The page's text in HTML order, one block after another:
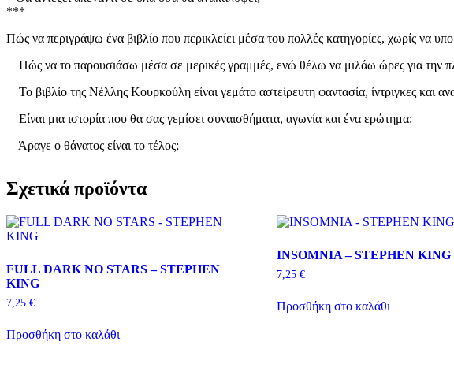
***
Πώς να περιγράψω ένα βιβλίο που περικλείει μέσα του πολλές κατηγορίες, χωρίς να
Πώς να το παρουσιάσω μέσα σε μερικές γραμμές, ενώ θέλω να μιλάω ώρες για την
Το βιβλίο της Νέλλης Κουρκούλη είναι γεμάτο αστείρευτη φαντασία, ίντριγκες και
Είναι μια ιστορία που θα σας γεμίσει συναισθήματα, αγωνία και ένα ερώτημα:
Άραγε ο θάνατος είναι το τέλος;
Σχετικά προϊόντα
FULL DARK NO STARS – STEPHEN
KING
7,25 €
Προσθήκη στο καλάθι
INSOMNIA – STEPHEN KING
7,25€
Προσθήκη στο καλάθι